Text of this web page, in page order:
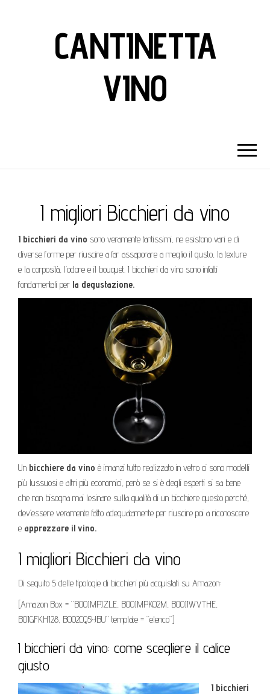
CANTINETTA
VINO
I migliori Bicchieri da vino
I bicchieri da vino sono veramente tantissimi, ne esistono vari e di
diverse forme per riuscire a far assaporare a meglio il gusto, la texture
e la corposità, l’odore e il bouquet. I bicchieri da vino sono infatti
fondamentali per la degustazione.
Un bicchiere da vino è innanzi tutto realizzato in vetro ci sono modelli
più lussuosi e altri più economici, però se si è degli esperti si sa bene
che non bisogna mai lesinare sulla qualità di un bicchiere questo perché,
dev’essere veramente fatto adeguatamente per riuscire poi a riconoscere
e apprezzare il vino.
I migliori Bicchieri da vino
Di seguito 5 delle tipologie di bicchieri più acquistati su Amazon:
[Amazon Box = “B00JMPJZLE, B00JMPK02M, B00JIWVTHE,
B01GFKH128, B002CQ5YBU” template = “elenco”]
I bicchieri da vino: come scegliere il calice
giusto
I bicchieri